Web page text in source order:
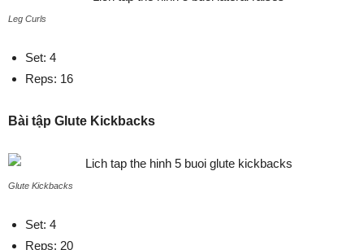
Leg Curls
Set: 4
Reps: 16
Bài tập Glute Kickbacks
Glute Kickbacks
Set: 4
Reps: 20